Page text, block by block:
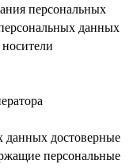
персональных
данных
данных достоверные
персональные